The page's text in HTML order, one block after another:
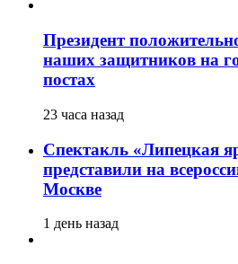
Президент
наших защитников на
постах
23 часа назад
Спектакль «Липецкая
представили на
Москве
1 день назад